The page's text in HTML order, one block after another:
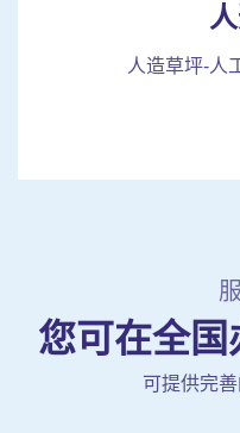
人造草坪-人
您可在全国
可提供完